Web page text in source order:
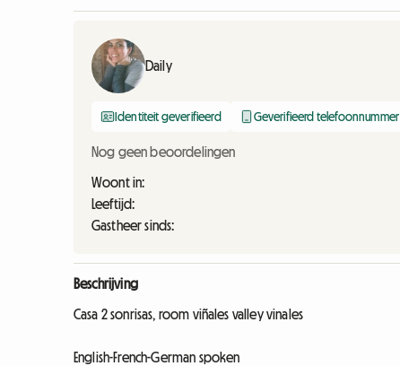
Daily
Identiteit geverifieerd Geverifieerd telefoonnummer
Nog geen beoordelingen
Woont in:
Leeftijd:
Gastheer sinds:
Beschrijving
Casa 2 sonrisas, room viñales valley vinales
English-French-German spoken